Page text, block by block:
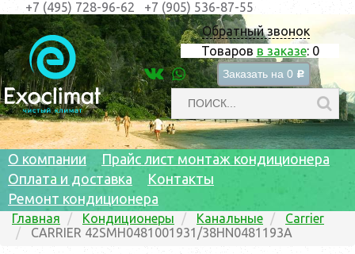
Обратный звонок
Товаров в заказе: 0
Заказать на 0 c
+7 (495) 728-96-62 +7 (905) 536-87-55
О компании
Прайс лист монтаж кондиционера
Оплата и доставка
Контакты
Ремонт кондиционера
Главная Кондиционеры Канальные
Carrier
CARRIER 42SMH0481001931/38HN0481193A